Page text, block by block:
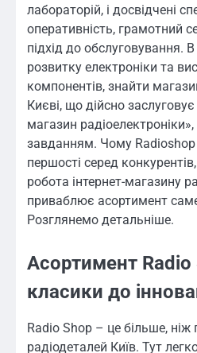
лабораторій, і досвідчені
оперативність, грамотний
підхід до обслуговування.
розвитку електроніки та
компонентів, знайти
Києві, що дійсно
магазин
завданням. Чому
першості серед
робота інтернет-магазину
приваблює асортимент
Розглянемо детальніше.
Асортимент Radio
класики до
Radio Shop – це більше, ніж
радіодеталей Київ. Тут